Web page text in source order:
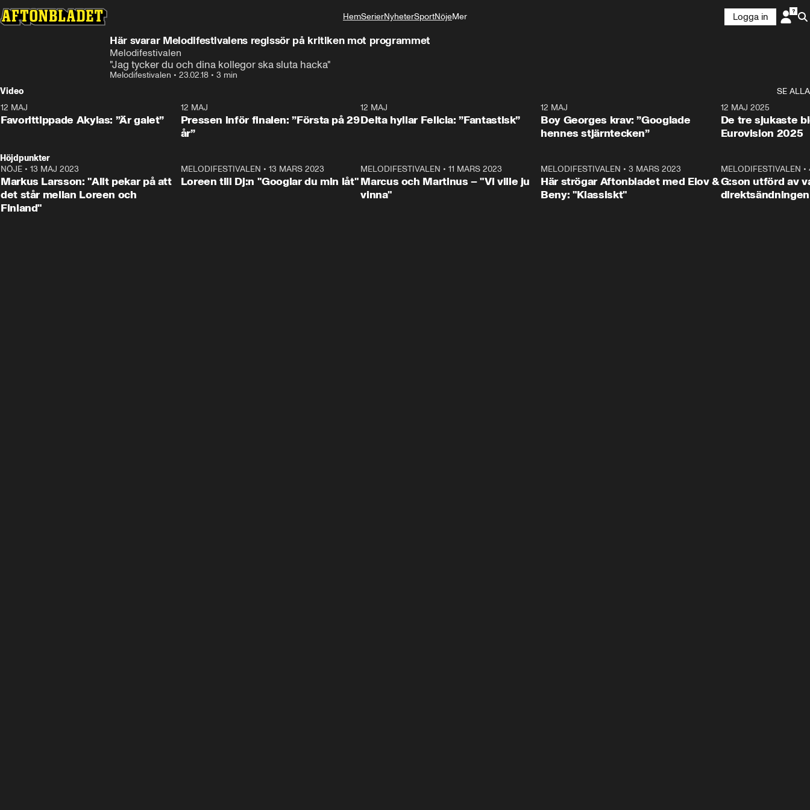
HemSerierNyheterSportNöjeMer
Logga in
Här svarar Melodifestivalens regissör på kritiken mot programmet
Melodifestivalen
"Jag tycker du och dina kollegor ska sluta hacka"
Melodifestivalen • 23.02.18 • 3 min
Video
SE ALLA
12 MAJ
Favorittippade Akylas: ”Är galet”
0:59
12 MAJ
Pressen inför finalen: ”Första på 29
år”
12 MAJ
Delta hyllar Felicia: ”Fantastisk”
12 MAJ
Boy Georges krav: ”Googlade
hennes stjärntecken”
12 MAJ 2025
De tre sjukaste
Eurovision 2025
Höjdpunkter
NÖJE • 13 MAJ 2023
Markus Larsson: "Allt pekar på att
det står mellan Loreen och
Finland"
MELODIFESTIVALEN • 13 MARS 2023
Loreen till Dj:n "Googlar du min låt"
MELODIFESTIVALEN •11 MARS 2023
Marcus och Martinus – "Vi ville ju
vinna"
MELODIFESTIVALEN • 3 MARS 2023
Här strögar Aftonbladet med Elov &
Beny: "Klassiskt"
MELODIFESTIVALEN •
G:son utförd av
direktsändningen